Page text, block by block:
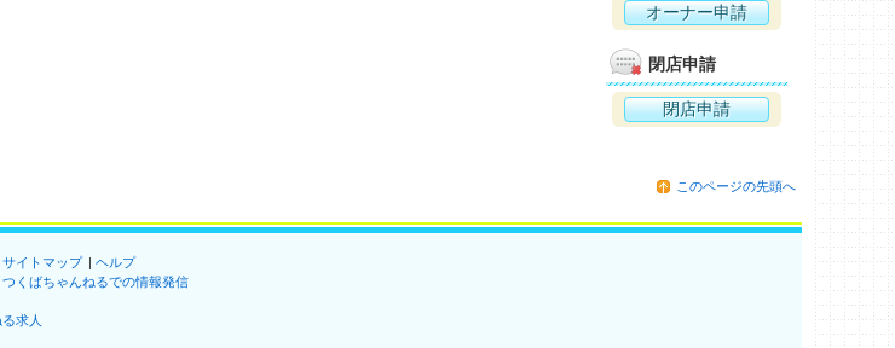
オーナー申請
閉店申請
閉店申請
このページの先頭へ
サイトマップ
ヘルプ
つくばちゃんねるでの情報発信
求人